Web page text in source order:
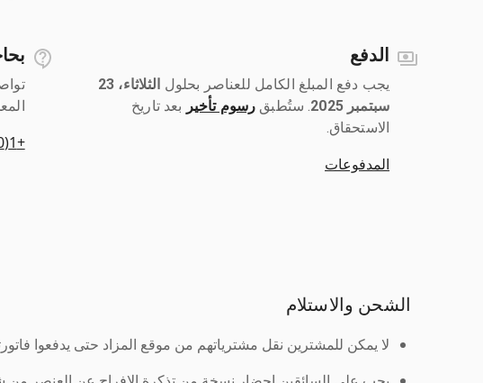
الدفع
يجب دفع المبلغ الكامل للعناصر بحلول ‎
الثلاثاء، 23
سبتمبر 2025
‎. ستُطبق رسوم تأخير بعد تاريخ
الاستحقاق.
المدفوعات
+1(450) 464-2888
الشحن والاستلام
لا يمكن للمشترين نقل مشترياتهم من موقع المزاد حتى يدفعوا